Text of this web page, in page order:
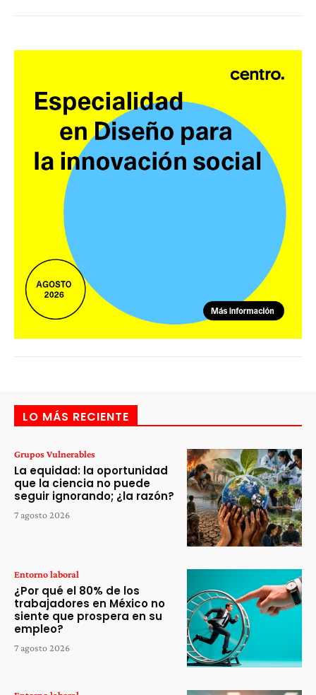
LO MÁS RECIENTE
Grupos Vulnerables
La equidad: la oportunidad
que la ciencia no puede
seguir ignorando; ¿la razón?
7 agosto 2026
Entorno laboral
¿Por qué el 80% de los
trabajadores en México no
siente que prospera en su
empleo?
7 agosto 2026